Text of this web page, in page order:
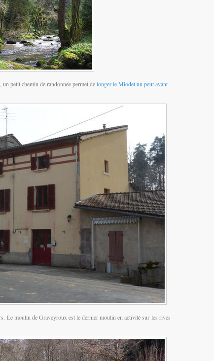
petit chemin de randonnée permet delonger le Miodet un peut avant
Le moulin de Graveyroux est le dernier moulin en activité sur les rives